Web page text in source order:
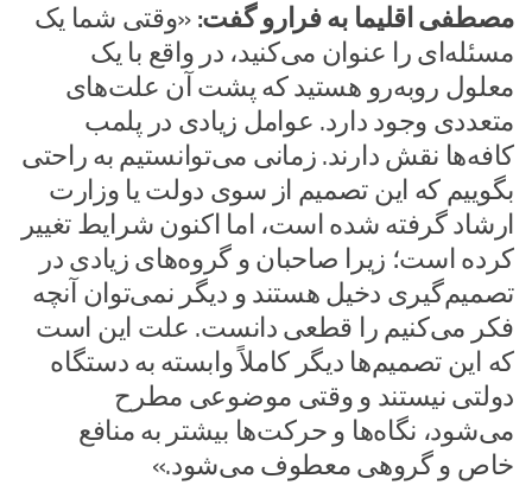
مصطفی اقلیما به فرارو گفت: «وقتی شما یک
مسئله‌ای را عنوان می‌کنید، در واقع با یک
معلول روبه‌رو هستید که پشت آن علت‌های
متعددی وجود دارد. عوامل زیادی در پلمب
کافه‌ها نقش دارند. زمانی می‌توانستیم به راحتی
بگوییم که این تصمیم از سوی دولت یا وزارت
ارشاد گرفته شده است، اما اکنون شرایط تغییر
کرده است؛ زیرا صاحبان و گروه‌های زیادی در
تصمیم‌گیری دخیل هستند و دیگر نمی‌توان آنچه
فکر می‌کنیم را قطعی دانست. علت این است
که این تصمیم‌ها دیگر کاملاً وابسته به دستگاه
دولتی نیستند و وقتی موضوعی مطرح
می‌شود، نگاه‌ها و حرکت‌ها بیشتر به منافع
خاص و گروهی معطوف می‌شود.»